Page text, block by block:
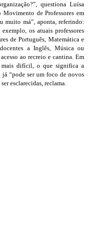
questiona Luísa
de Professores em
muito má”, aponta, referindo:
os atuais professores
de Português, Matemática e
a Inglês, Música ou
ao recreio e cantina. Em
mais difícil, o que significa a
já “pode ser um foco de novos
esclarecidas, reclama.